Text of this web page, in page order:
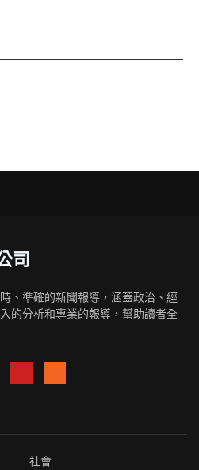
司
、準確的新聞報導，涵蓋政治、經
的分析和專業的報導，幫助讀者全
社會